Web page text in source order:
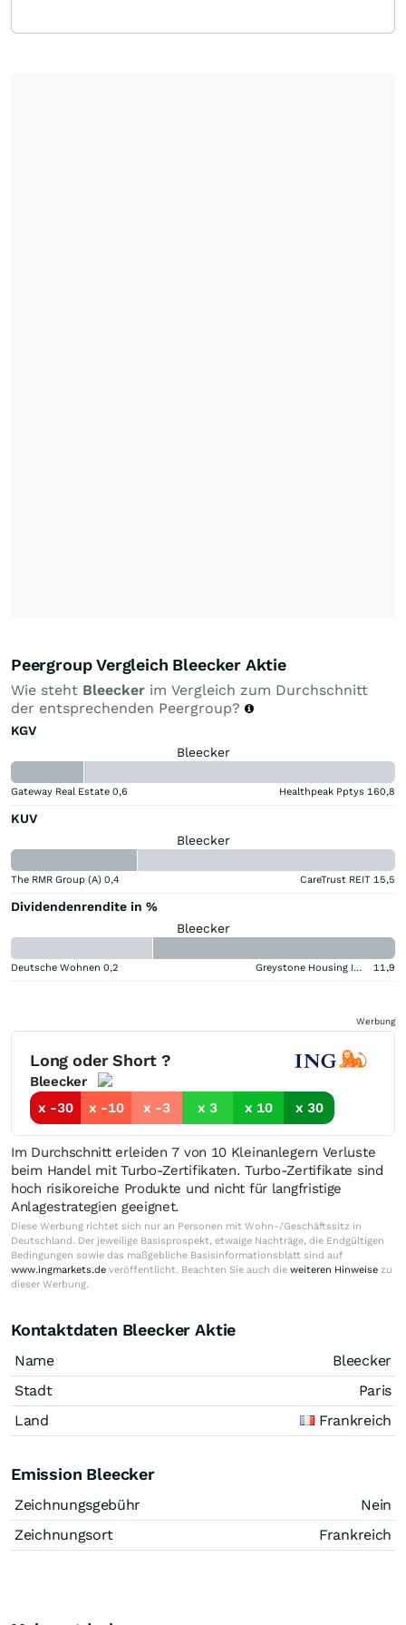
Peergroup Vergleich Bleecker Aktie
Wie steht Bleecker im Vergleich zum Durchschnitt
der entsprechenden Peergroup?
KGV
Bleecker
Gateway Real Estate 0,6 Healthpeak Pptys 160,8
KUV
Bleecker
The RMR Group (A) 0,4 CareTrust REIT 15,5
Dividendenrendite in %
Bleecker
Deutsche Wohnen 0,2 Greystone Housing Impact Investors LP Benef Unit Cert 11,9
Werbung
Long oder Short ?
Bleecker
x -30
x -10 x -3 x 3 x 10 x 30
Im Durchschnitt erleiden 7 von 10 Kleinanlegern Verluste
beim Handel mit Turbo-Zertifikaten. Turbo-Zertifikate sind
hoch risikoreiche Produkte und nicht für langfristige
Anlagestrategien geeignet.
Diese Werbung richtet sich nur an Personen mit Wohn-/Geschäftssitz in
Deutschland. Der jeweilige Basisprospekt, etwaige Nachträge, die Endgültigen
Bedingungen sowie das maßgebliche Basisinformationsblatt sind auf
www.ingmarkets.de veröffentlicht. Beachten Sie auch die weiteren Hinweise zu
dieser Werbung.
Kontaktdaten Bleecker Aktie
Name
Bleecker
Stadt
Paris
Land
Frankreich
Emission Bleecker
Zeichnungsgebühr
Nein
Zeichnungsort
Frankreich